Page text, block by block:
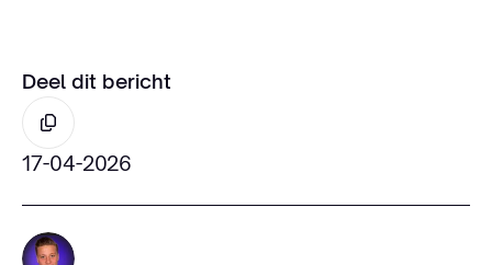
Deel dit bericht
17-04-2026